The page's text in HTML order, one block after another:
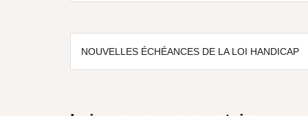
NOUVELLES ÉCHÉANCES DE LA LOI HANDICAP